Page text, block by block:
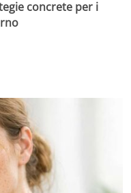
concrete per i